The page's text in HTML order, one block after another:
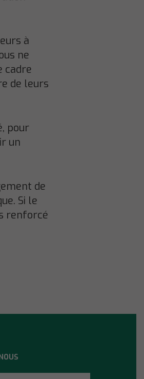
à
ne
cadre
de leurs
pour
un
de
Si le
renforcé